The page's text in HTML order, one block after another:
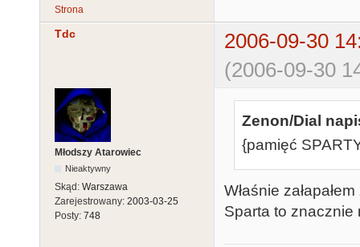
Strona
Tdc
2006-09-30
(2006-09-30
Młodszy Atarowiec
Nieaktywny
Skąd: Warszawa
Zarejestrowany: 2003-03-25
Posty: 748
Zenon/Dial
{pamięć
Właśnie
Sparta to znacznie